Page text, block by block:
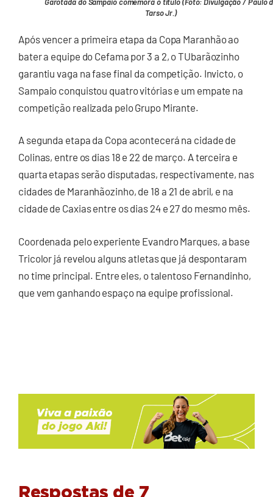
Tarso Jr.)
Após vencer a primeira etapa da Copa Maranhão ao
bater a equipe do Cefama por 3 a 2, o TUbarãozinho
garantiu vaga na fase final da competição. Invicto, o
Sampaio conquistou quatro vitórias e um empate na
competição realizada pelo Grupo Mirante.
A segunda etapa da Copa acontecerá na cidade de
Colinas, entre os dias 18 e 22 de março. A terceira e
quarta etapas serão disputadas, respectivamente, nas
cidades de Maranhãozinho, de 18 a 21 de abril, e na
cidade de Caxias entre os dias 24 e 27 do mesmo mês.
Coordenada pelo experiente Evandro Marques, a base
Tricolor já revelou alguns atletas que já despontaram
no time principal. Entre eles, o talentoso Fernandinho,
que vem ganhando espaço na equipe profissional.
Respostas de 7